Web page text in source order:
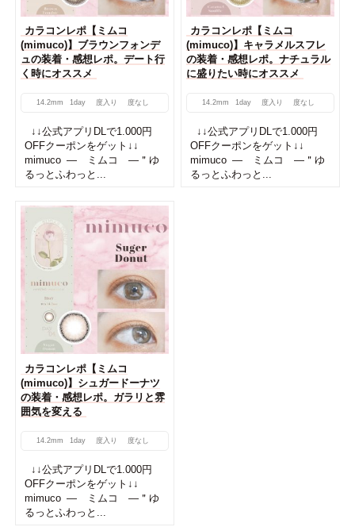
カラコンレポ【ミムコ
(mimuco)】ブラウンフォンデ
ュの装着・感想レポ。デート行
く時にオススメ
14.2mm 1day 度入り 度なし
↓↓公式アプリDLで1.000円
OFFクーポンをゲット↓↓
mimuco ― ミムコ ―＂ゆ
るっとふわっと...
カラコンレポ【ミムコ
(mimuco)】キャラメルスフレ
の装着・感想レポ。ナチュラル
に盛りたい時にオススメ
14.2mm 1day 度入り 度なし
↓↓公式アプリDLで1.000円
OFFクーポンをゲット↓↓
mimuco ― ミムコ ―＂ゆ
るっとふわっと...
カラコンレポ【ミムコ
(mimuco)】シュガードーナツ
の装着・感想レポ。ガラリと雰
囲気を変える
14.2mm 1day 度入り 度なし
↓↓公式アプリDLで1.000円
OFFクーポンをゲット↓↓
mimuco ― ミムコ ―＂ゆ
るっとふわっと...